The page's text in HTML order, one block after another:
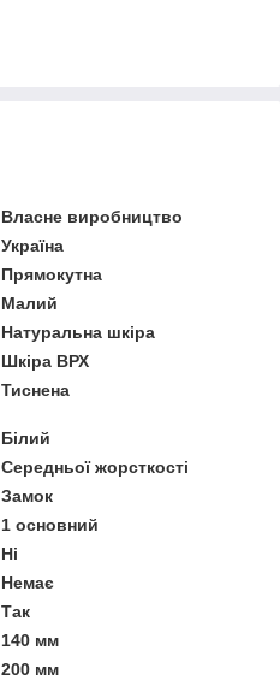
Власне виробництво
Україна
Прямокутна
Малий
Натуральна шкіра
Шкіра ВРХ
Тиснена
Білий
Середньої жорсткості
Замок
1 основний
Ні
Немає
Так
140 мм
200 мм